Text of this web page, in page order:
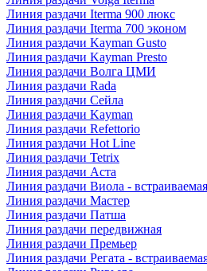
Линия раздачи Iterma 900 люкс
Линия раздачи Iterma 700 эконом
Линия раздачи Kayman Gusto
Линия раздачи Kayman Presto
Линия раздачи Волга ЦМИ
Линия раздачи Rada
Линия раздачи Сейла
Линия раздачи Kayman
Линия раздачи Refettorio
Линия раздачи Hot Line
Линия раздачи Tetrix
Линия раздачи Аста
Линия раздачи Виола - встраиваемая
Линия раздачи Мастер
Линия раздачи Патша
Линия раздачи передвижная
Линия раздачи Премьер
Линия раздачи Регата -